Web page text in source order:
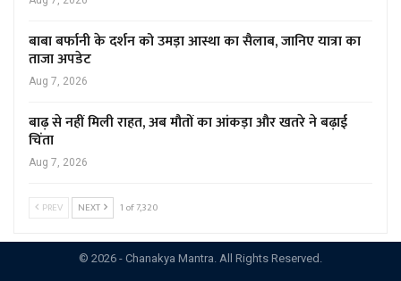
बाबा बर्फानी के दर्शन को उमड़ा आस्था का सैलाब, जानिए यात्रा का
ताजा अपडेट
Aug 7, 2026
बाढ़ से नहीं मिली राहत, अब मौतों का आंकड़ा और खतरे ने बढ़ाई
चिंता
Aug 7, 2026
PREV NEXT 1 of 7,320
© 2026 - Chanakya Mantra. All Rights Reserved.